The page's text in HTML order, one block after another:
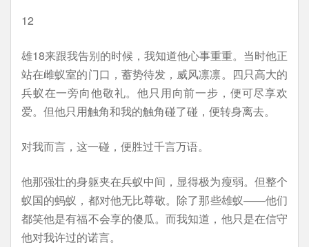
12
雄18来跟我告别的时候，我知道他心事重重。当时他正
站在雌蚁室的门口，蓄势待发，威风凛凛。四只高大的
兵蚁在一旁向他敬礼。他只用向前一步，便可尽享欢
爱。但他只用触角和我的触角碰了碰，便转身离去。
对我而言，这一碰，便胜过千言万语。
他那强壮的身躯夹在兵蚁中间，显得极为瘦弱。但整个
蚁国的蚂蚁，都对他无比尊敬。除了那些雄蚁——他们
都笑他是有福不会享的傻瓜。而我知道，他只是在信守
他对我许过的诺言。